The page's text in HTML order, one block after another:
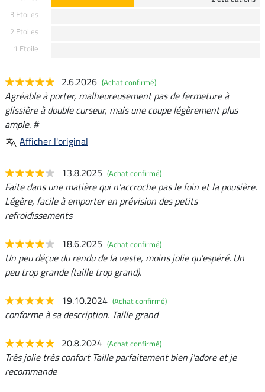
3 Etoiles
2 Etoiles
1 Etoile
2.6.2026 (Achat confirmé)
Agréable à porter, malheureusement pas de fermeture à
glissière à double curseur, mais une coupe légèrement plus
ample. #
Afficher l'original
13.8.2025 (Achat confirmé)
Faite dans une matière qui n'accroche pas le foin et la pousière.
Légère, facile à emporter en prévision des petits
refroidissements
18.6.2025 (Achat confirmé)
Un peu déçue du rendu de la veste, moins jolie qu'espéré. Un
peu trop grande (taille trop grand).
19.10.2024 (Achat confirmé)
conforme à sa description. Taille grand
20.8.2024 (Achat confirmé)
Très jolie très confort Taille parfaitement bien j'adore et je
recommande